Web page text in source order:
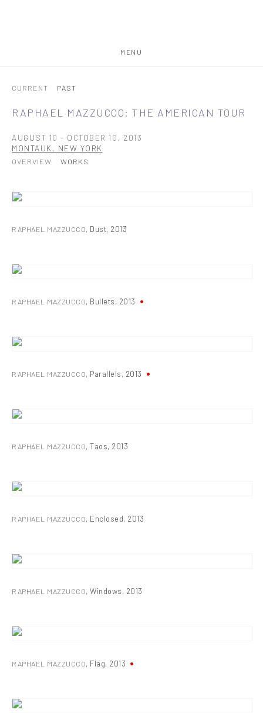
MENU
CURRENT PAST
RAPHAEL MAZZUCCO: THE AMERICAN TOUR
AUGUST 10 - OCTOBER 10, 2013
MONTAUK, NEW YORK
OVERVIEW WORKS
RAPHAEL MAZZUCCO, Dust, 2013
RAPHAEL MAZZUCCO, Bullets, 2013
RAPHAEL MAZZUCCO, Parallels, 2013
RAPHAEL MAZZUCCO, Taos, 2013
RAPHAEL MAZZUCCO, Enclosed, 2013
RAPHAEL MAZZUCCO, Windows, 2013
RAPHAEL MAZZUCCO, Flag, 2013